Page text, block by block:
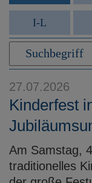
p
I-L
27.07.2026
Kinderfest
Am Samstag,
traditionelles